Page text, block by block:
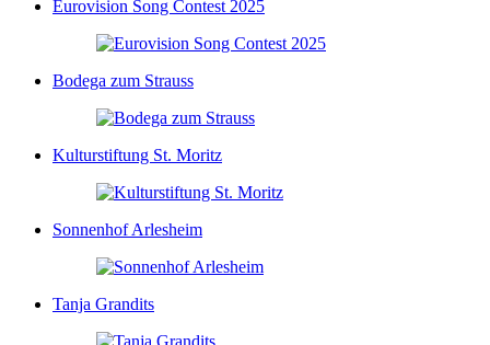
Eurovision Song Contest 2025
Bodega zum Strauss
Kulturstiftung St. Moritz
Sonnenhof Arlesheim
Tanja Grandits